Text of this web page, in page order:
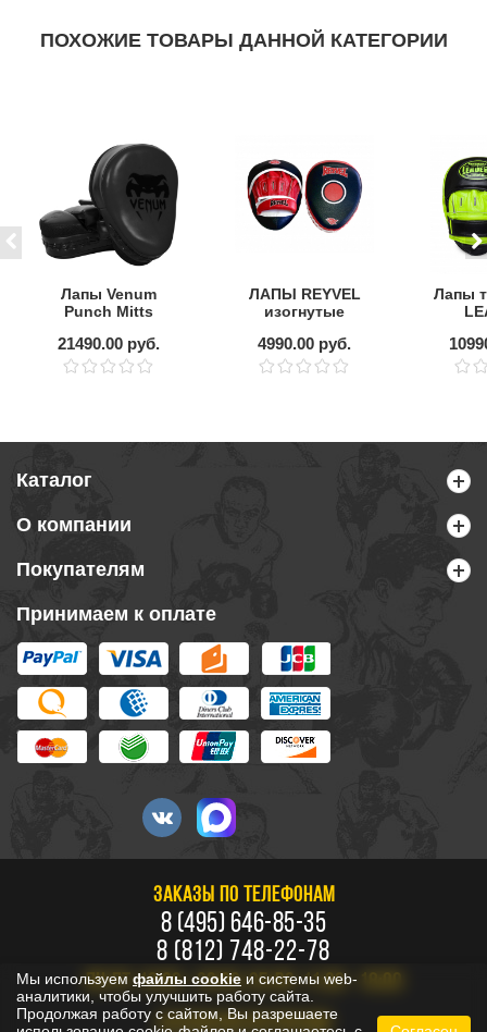
ПОХОЖИЕ ТОВАРЫ ДАННОЙ КАТЕГОРИИ
Лапы Venum
Punch Mitts
Black (пара)
21490.00 руб.
ЛАПЫ REYVEL
изогнутые
4990.00 руб.
Лапы
Каталог
О компании
Покупателям
Принимаем к оплате
ЗАКАЗЫ ПО ТЕЛЕФОНАМ
8 (495) 646-85-35
8 (812) 748-22-78
ПН-ПТ: 10:00 - 20:00, СБ-ВС: 11:00 - 18:00
БЕСПЛАТНО ПО РОССИИ
Мы используем файлы cookie и системы web-
аналитики, чтобы улучшить работу сайта.
Продолжая работу с сайтом, Вы разрешаете